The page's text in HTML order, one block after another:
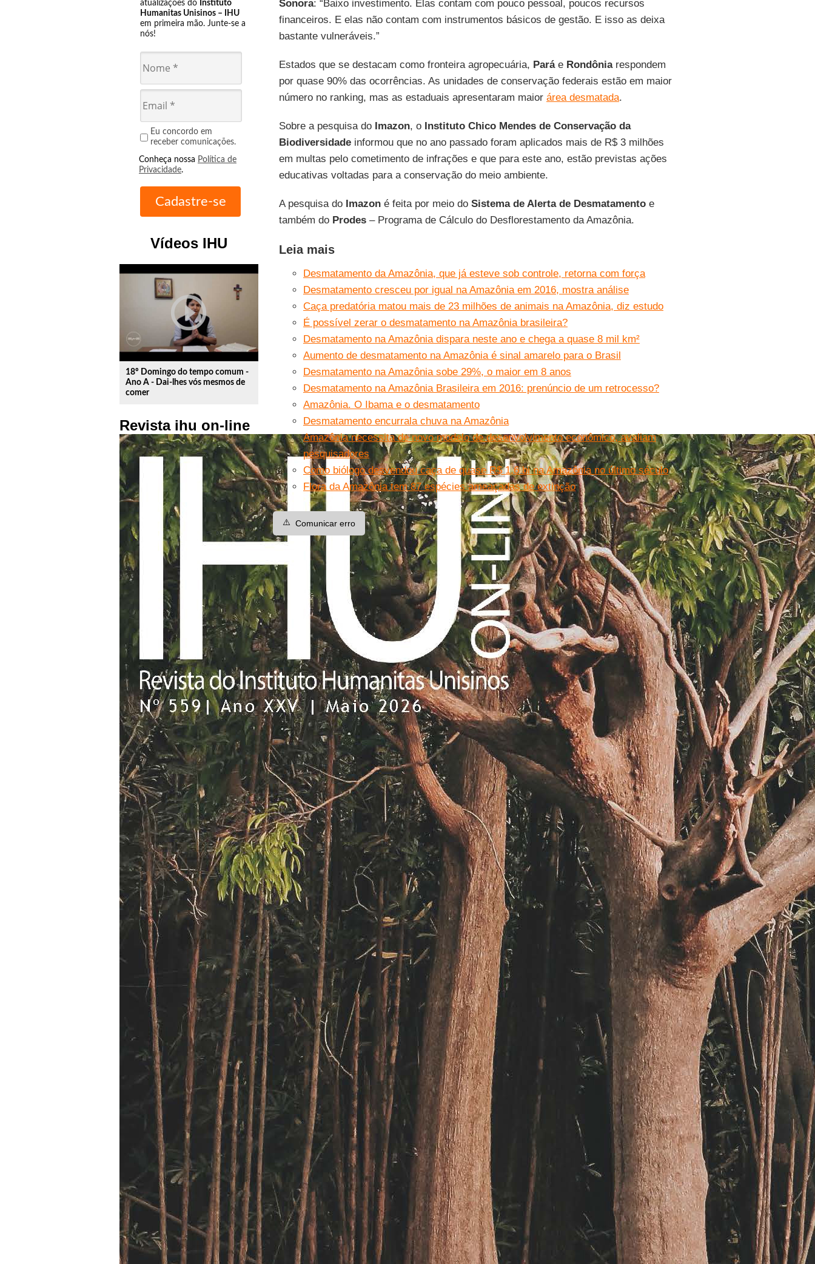
atualizações do Instituto
Humanitas Unisinos – IHU
em primeira mão. Junte-se a
nós!
Eu concordo em
receber comunicações.
Conheça nossa Política de
Privacidade.
Vídeos IHU
play_circle_outline
18º Domingo do tempo comum -
Ano A - Dai-lhes vós mesmos de
comer
Revista ihu on-line
Sonora: “Baixo investimento. Elas contam com pouco pessoal, poucos recursos
financeiros. E elas não contam com instrumentos básicos de gestão. E isso as deixa
bastante vulneráveis.”
Estados que se destacam como fronteira agropecuária, Paráe Rondôniarespondem
por quase 90% das ocorrências. As unidades de conservação federais estão em maior
número no ranking, mas as estaduais apresentaram maior área desmatada.
Sobre a pesquisa do Imazon, o Instituto Chico Mendes de Conservação da
Biodiversidadeinformou que no ano passado foram aplicados mais de R$ 3 milhões
em multas pelo cometimento de infrações e que para este ano, estão previstas ações
educativas voltadas para a conservação do meio ambiente.
A pesquisa do Imazoné feita por meio do Sistema de Alerta de Desmatamentoe
também do Prodes– Programa de Cálculo do Desflorestamento da Amazônia.
Leia mais
Desmatamento da Amazônia, que já esteve sob controle, retorna com força
Desmatamento cresceu por igual na Amazônia em 2016, mostra análise
Caça predatória matou mais de 23 milhões de animais na Amazônia, diz estudo
É possível zerar o desmatamento na Amazônia brasileira?
Desmatamento na Amazônia dispara neste ano e chega a quase 8 mil km²
Aumento de desmatamento na Amazônia é sinal amarelo para o Brasil
Desmatamento na Amazônia sobe 29%, o maior em 8 anos
Desmatamento na Amazônia Brasileira em 2016: prenúncio de um retrocesso?
Amazônia. O Ibama e o desmatamento
Desmatamento encurrala chuva na Amazônia
Amazônia necessita de novo modelo de desenvolvimento econômico, avaliam
pesquisadores
Como biólogo desvendou caça de quase R$ 1,6 bi na Amazônia no último século
Flora da Amazônia tem 87 espécies ameaçadas de extinção
⚠️ Comunicar erro